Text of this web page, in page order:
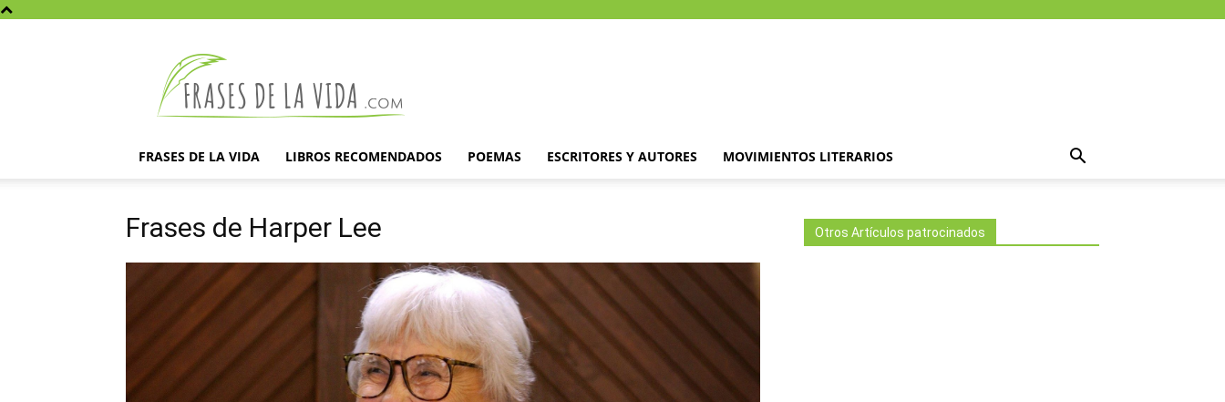
la
vida
FRASES DE LA VIDA LIBROS RECOMENDADOS POEMAS ESCRITORES Y AUTORES MOVIMIENTOS LITERARIOS
Frases de Harper Lee Otros Artículos patrocinados